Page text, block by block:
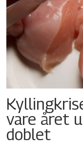
vare året
doblet